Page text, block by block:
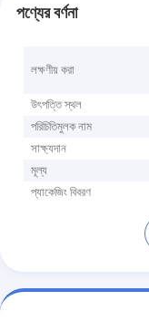
পণ্যের বর্ণনা
লক্ষণীয় করা
উৎপত্তি স্থল
পরিচিতিমুলক নাম
সাক্ষ্যদান
মূল্য
প্যাকেজিং বিবরণ